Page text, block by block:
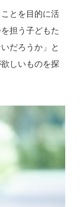
とを目的に活
担う子どもた
だろうか」と
しいものを探